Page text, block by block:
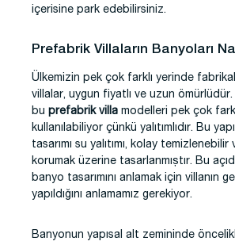
içerisine park edebilirsiniz.
Prefabrik Villaların Banyoları
Ülkemizin pek çok farklı yerinde
villalar, uygun fiyatlı ve uzun ömürlüdür.
bu prefabrik villa modelleri pek çok
kullanılabiliyor çünkü yalıtımlıdır. Bu
tasarımı su yalıtımı, kolay temizlenebilir
korumak üzerine tasarlanmıştır. Bu
banyo tasarımını anlamak için villanın
yapıldığını anlamamız gerekiyor.
Banyonun yapısal alt zemininde